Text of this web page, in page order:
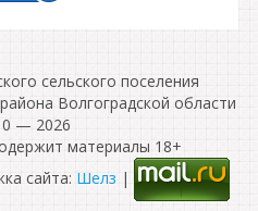
сельского поселения
Волгоградской области
— 2026
материалы 18+
сайта: Шелз |